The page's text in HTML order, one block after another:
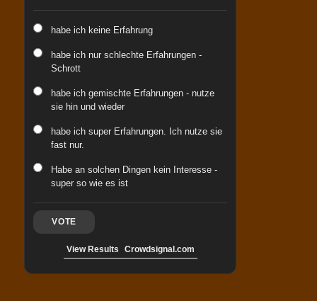
habe ich keine Erfahrung
habe ich nur schlechte Erfahrungen -
Schrott
habe ich gemischte Erfahrungen - nutze
sie hin und wieder
habe ich super Erfahrungen. Ich nutze sie
fast nur.
Habe an solchen Dingen kein Interesse -
super so wie es ist
VOTE
View Results Crowdsignal.com